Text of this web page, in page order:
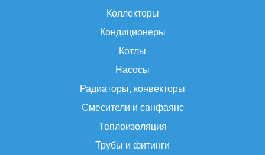
Коллекторы
Кондиционеры
Котлы
Насосы
Радиаторы, конвекторы
Смесители и санфаянс
Теплоизоляция
Трубы и фитинги